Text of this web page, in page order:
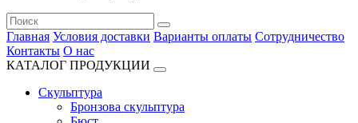
Главная Условия доставки Варианты оплаты Сотрудничество
Контакты О нас
КАТАЛОГ ПРОДУКЦИИ
Скульптура
Бронзова скульптура